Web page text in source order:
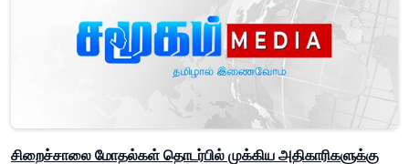
சிறைச்சாலை மோதல்கள் தொடர்பில் முக்கிய அதிகாரிகளுக்கு